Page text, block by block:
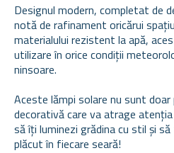
Designul modern, completat de
notă de rafinament oricărui
materialului rezistent la apă,
utilizare în orice condiții
ninsoare.
Aceste lămpi solare nu sunt doar
decorativă care va atrage
să îți luminezi grădina cu stil și
plăcut în fiecare seară!